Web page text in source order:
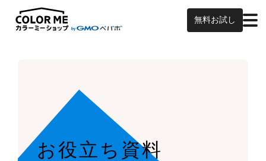
無料お試し
お役立ち資料